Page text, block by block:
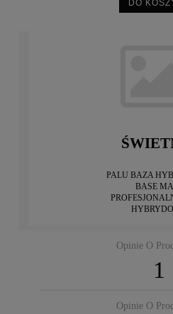
DO
PALU BAZA
BASE
Opinie O
1
Opinie O